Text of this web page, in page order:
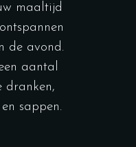
maaltijd
de avond.
aantal
dranken,
sappen.